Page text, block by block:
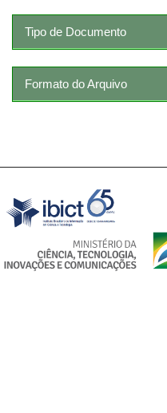
Tipo de Documento
Formato do Arquivo